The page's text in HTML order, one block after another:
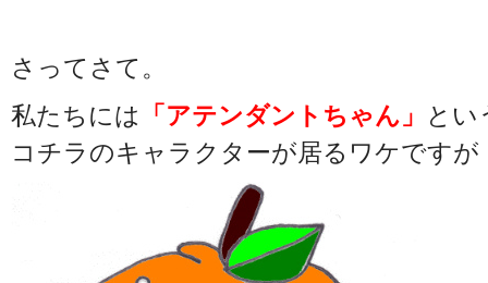
さってさて。
私たちには
「アテンダントちゃん」
とい
コチラのキャラクターが居るワケですが